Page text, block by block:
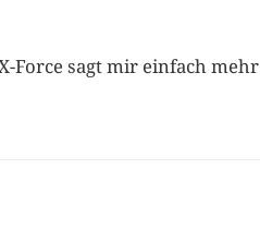
Force sagt mir einfach